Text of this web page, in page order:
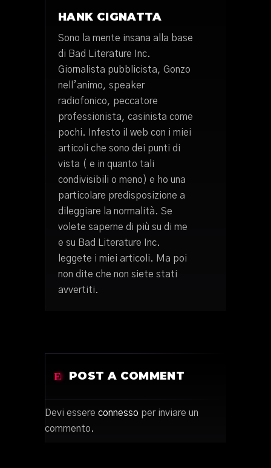
HANK CIGNATTA
Sono la mente insana alla base
di Bad Literature Inc.
Giornalista pubblicista, Gonzo
nell’animo, speaker
radiofonico, peccatore
professionista, casinista come
pochi. Infesto il web con i miei
articoli che sono dei punti di
vista ( e in quanto tali
condivisibili o meno) e ho una
particolare predisposizione a
dileggiare la normalità. Se
volete saperne di più su di me
e su Bad Literature Inc.
leggete i miei articoli. Ma poi
non dite che non siete stati
avvertiti.
POST A COMMENT
Devi essere connesso per inviare un
commento.